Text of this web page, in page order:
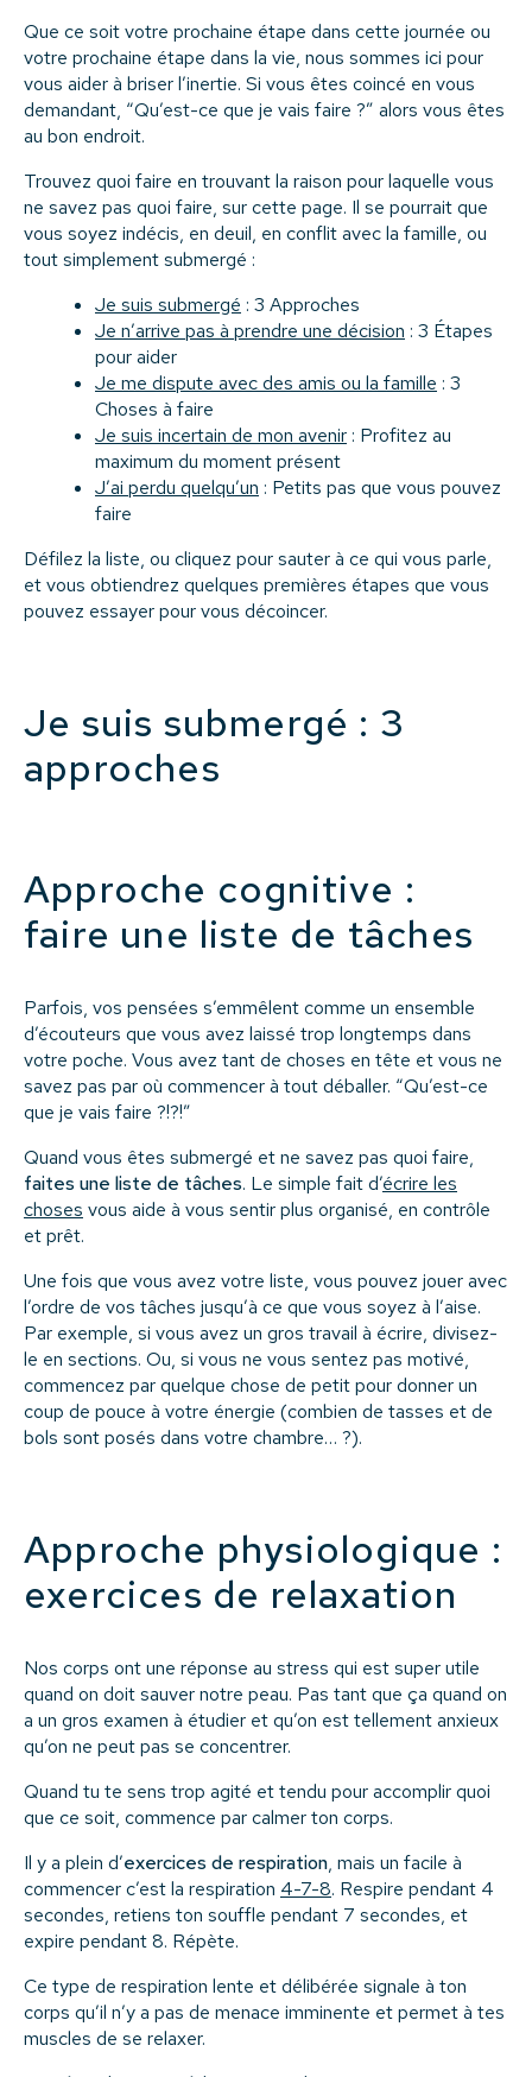
Que ce soit votre prochaine étape dans cette journée ou
votre prochaine étape dans la vie, nous sommes ici pour
vous aider à briser l’inertie. Si vous êtes coincé en vous
demandant, “Qu’est-ce que je vais faire ?” alors vous êtes
au bon endroit.
Trouvez quoi faire en trouvant la raison pour laquelle vous
ne savez pas quoi faire, sur cette page. Il se pourrait que
vous soyez indécis, en deuil, en conflit avec la famille, ou
tout simplement submergé :
Je suis submergé : 3 Approches
Je n’arrive pas à prendre une décision : 3 Étapes
pour aider
Je me dispute avec des amis ou la famille : 3
Choses à faire
Je suis incertain de mon avenir : Profitez au
maximum du moment présent
J’ai perdu quelqu’un : Petits pas que vous pouvez
faire
Défilez la liste, ou cliquez pour sauter à ce qui vous parle,
et vous obtiendrez quelques premières étapes que vous
pouvez essayer pour vous décoincer.
Je suis submergé : 3
approches
Approche cognitive :
faire une liste de tâches
Parfois, vos pensées s’emmêlent comme un ensemble
d’écouteurs que vous avez laissé trop longtemps dans
votre poche. Vous avez tant de choses en tête et vous ne
savez pas par où commencer à tout déballer. “Qu’est-ce
que je vais faire ?!?!”
Quand vous êtes submergé et ne savez pas quoi faire,
faites une liste de tâches. Le simple fait d’écrire les
choses vous aide à vous sentir plus organisé, en contrôle
et prêt.
Une fois que vous avez votre liste, vous pouvez jouer avec
l’ordre de vos tâches jusqu’à ce que vous soyez à l’aise.
Par exemple, si vous avez un gros travail à écrire, divisez-
le en sections. Ou, si vous ne vous sentez pas motivé,
commencez par quelque chose de petit pour donner un
coup de pouce à votre énergie (combien de tasses et de
bols sont posés dans votre chambre… ?).
Approche physiologique :
exercices de relaxation
Nos corps ont une réponse au stress qui est super utile
quand on doit sauver notre peau. Pas tant que ça quand on
a un gros examen à étudier et qu’on est tellement anxieux
qu’on ne peut pas se concentrer.
Quand tu te sens trop agité et tendu pour accomplir quoi
que ce soit, commence par calmer ton corps.
Il y a plein d’exercices de respiration, mais un facile à
commencer c’est la respiration 4-7-8. Respire pendant 4
secondes, retiens ton souffle pendant 7 secondes, et
expire pendant 8. Répète.
Ce type de respiration lente et délibérée signale à ton
corps qu’il n’y a pas de menace imminente et permet à tes
muscles de se relaxer.